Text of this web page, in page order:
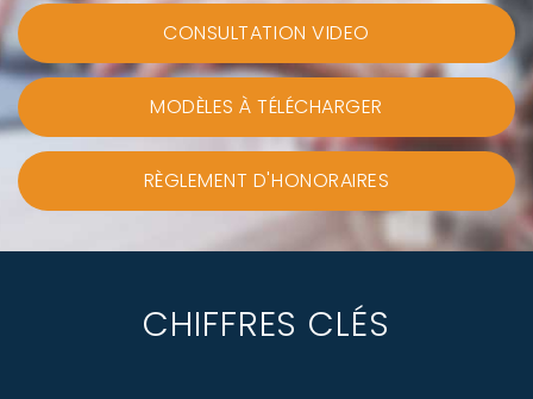
CONSULTATION VIDEO
MODÈLES À TÉLÉCHARGER
RÈGLEMENT D'HONORAIRES
CHIFFRES CLÉS